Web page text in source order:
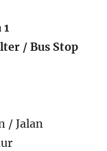
1
/ Bus Stop
/ Jalan